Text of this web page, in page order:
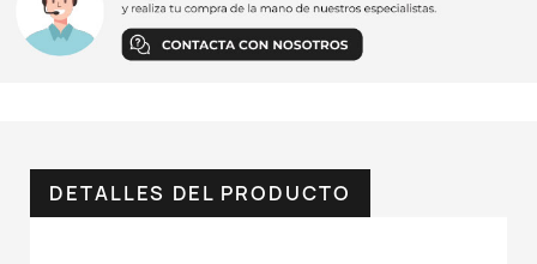
DETALLES DEL PRODUCTO